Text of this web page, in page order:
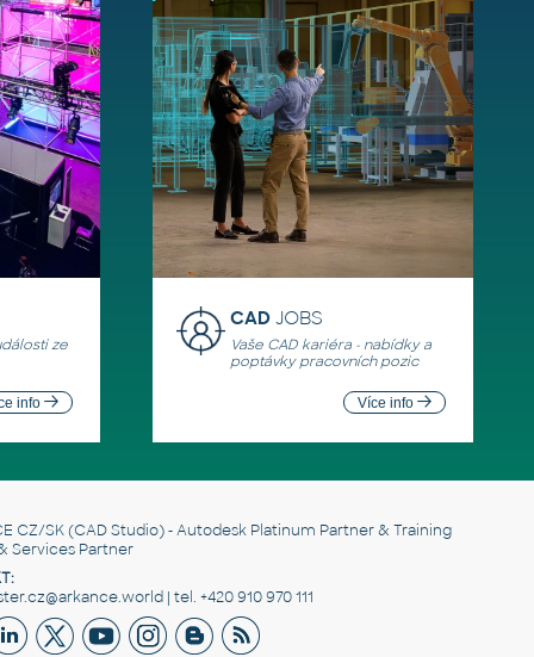
ze
info
CADJOBS
Vaše CAD kariéra - nabídky a
poptávky pracovních pozic
Více info
CZ/SK(CAD Studio) - Autodesk Platinum Partner & Training
Services Partner
| tel. +420 910 970 111